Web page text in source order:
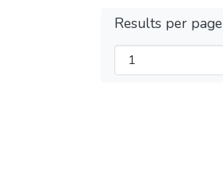
Results per page